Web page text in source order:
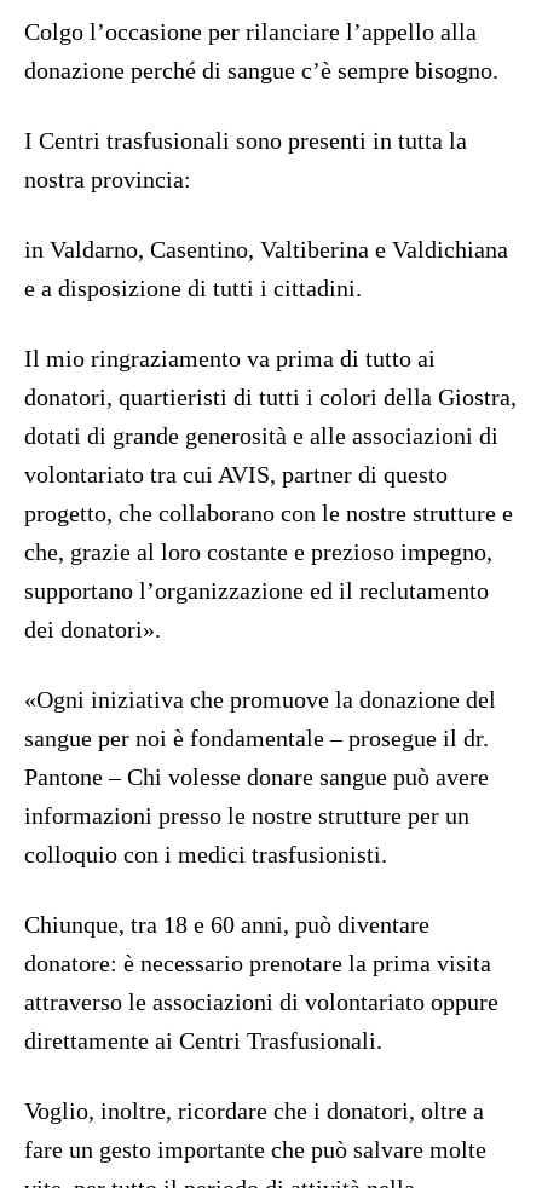
Colgo l’occasione per rilanciare l’appello alla
donazione perché di sangue c’è sempre bisogno.
I Centri trasfusionali sono presenti in tutta la
nostra provincia:
in Valdarno, Casentino, Valtiberina e Valdichiana
e a disposizione di tutti i cittadini.
Il mio ringraziamento va prima di tutto ai
donatori, quartieristi di tutti i colori della Giostra,
dotati di grande generosità e alle associazioni di
volontariato tra cui AVIS, partner di questo
progetto, che collaborano con le nostre strutture e
che, grazie al loro costante e prezioso impegno,
supportano l’organizzazione ed il reclutamento
dei donatori».
«Ogni iniziativa che promuove la donazione del
sangue per noi è fondamentale – prosegue il dr.
Pantone – Chi volesse donare sangue può avere
informazioni presso le nostre strutture per un
colloquio con i medici trasfusionisti.
Chiunque, tra 18 e 60 anni, può diventare
donatore: è necessario prenotare la prima visita
attraverso le associazioni di volontariato oppure
direttamente ai Centri Trasfusionali.
Voglio, inoltre, ricordare che i donatori, oltre a
fare un gesto importante che può salvare molte